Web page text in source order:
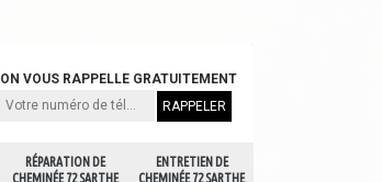
RÉPARATION DE
CHEMINÉE 72 SARTHE
ENTRETIEN DE
CHEMINÉE 72 SARTHE
ON VOUS RAPPELLE GRATUITEMENT